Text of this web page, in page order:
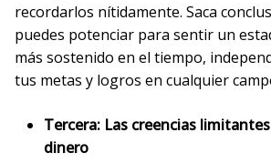
recordarlos nítidamente. Saca
puedes potenciar para sentir un
más sostenido en el tiempo,
tus metas y logros en cualquier
Tercera: Las creencias
dinero